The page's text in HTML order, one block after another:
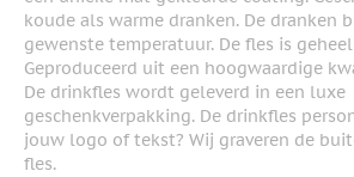
koude als warme dranken. De dranken
gewenste temperatuur. De fles is
Geproduceerd uit een hoogwaardige
De drinkfles wordt geleverd in een luxe
geschenkverpakking. De drinkfles
jouw logo of tekst? Wij graveren de
fles.